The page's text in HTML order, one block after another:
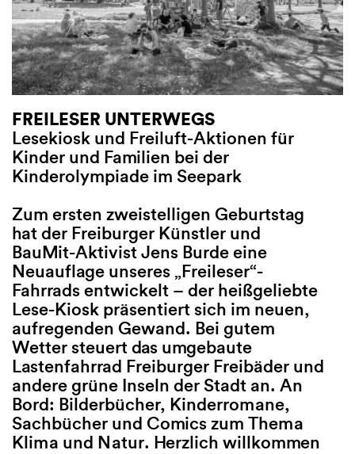
FREILESER UNTERWEGS
Lesekiosk und Freiluft-Aktionen für
Kinder und Familien bei der
Kinderolympiade im Seepark
Zum ersten zweistelligen Geburtstag
hat der Freiburger Künstler und
BauMit-Aktivist Jens Burde eine
Neuauflage unseres „Freileser“-
Fahrrads entwickelt – der heißgeliebte
Lese-Kiosk präsentiert sich im neuen,
aufregenden Gewand. Bei gutem
Wetter steuert das umgebaute
Lastenfahrrad Freiburger Freibäder und
andere grüne Inseln der Stadt an. An
Bord: Bilderbücher, Kinderromane,
Sachbücher und Comics zum Thema
Klima und Natur. Herzlich willkommen
FREILESER UNTERWEGS
Lesekiosk und Freiluft-
Kinder und Familien
Junge Literaturhaus mit
mobilen Lesekiosk Freileser
denen viele Freiburger
Jugendliche den Sommer
Freibäder, Bolzplätze und
Inseln in den Stadtteilen.
Kinderromane, Sachbücher
Comics zum Thema Klima
Herzlich willkommen zum
Schmökern, zu Kamishibai-
Mitmach-Aktionen unter
Himmel.
Weiterlesen,
Start des
Wir danken
und für Ihre
wieder zu
Während
September
Freileser-
Bolzplätzen
finden Sie